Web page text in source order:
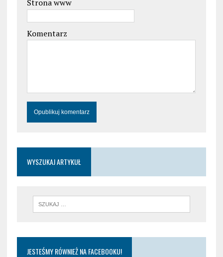
Strona www
Komentarz
WYSZUKAJ ARTYKUŁ
JESTEŚMY RÓWNIEŻ NA FACEBOOKU!